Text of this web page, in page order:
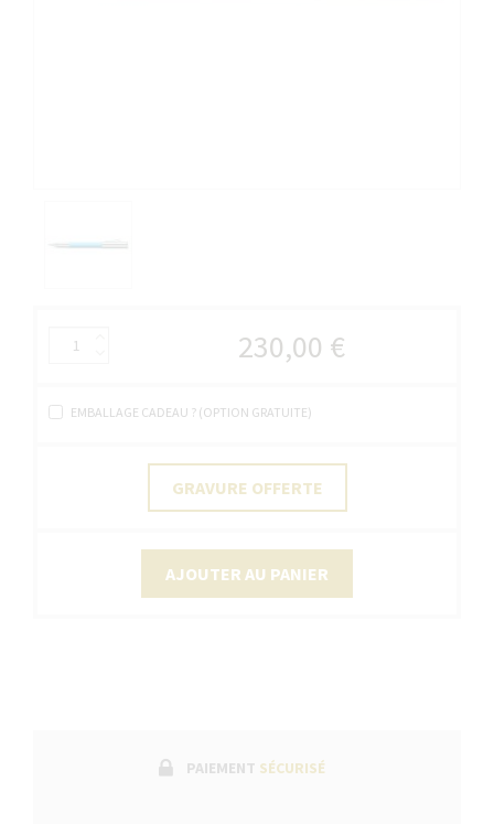
230,00 €
EMBALLAGE CADEAU ? (OPTION GRATUITE)
GRAVURE OFFERTE
AJOUTER AU PANIER
PAIEMENT SÉCURISÉ